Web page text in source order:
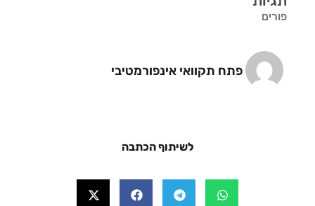
פורים
פתח תקוואי אינפורמטיבי
לשיתוף הכתבה